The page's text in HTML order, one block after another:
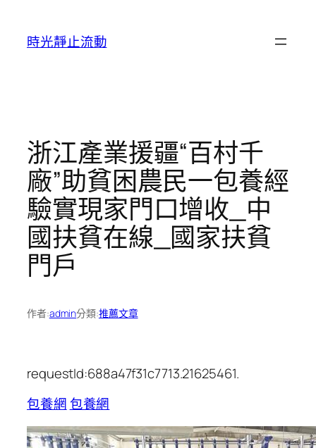
時光靜止流動
浙江產業援疆“百村千
廠”助貧困農民一包養經
驗實現家門口增收_中
國扶貧在線_國家扶貧
門戶
作者:admin分類:推薦文章
requestId:688a47f31c7713.21625461.
包養網包養網